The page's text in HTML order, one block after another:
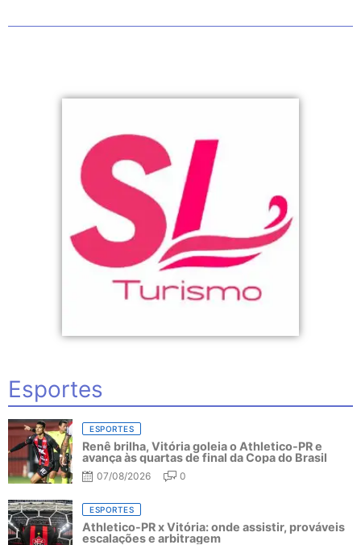
Esportes
ESPORTES
Renê brilha, Vitória goleia o Athletico-PR e
avança às quartas de final da Copa do Brasil
07/08/2026 0
ESPORTES
Athletico-PR x Vitória: onde assistir, prováveis
escalações e arbitragem